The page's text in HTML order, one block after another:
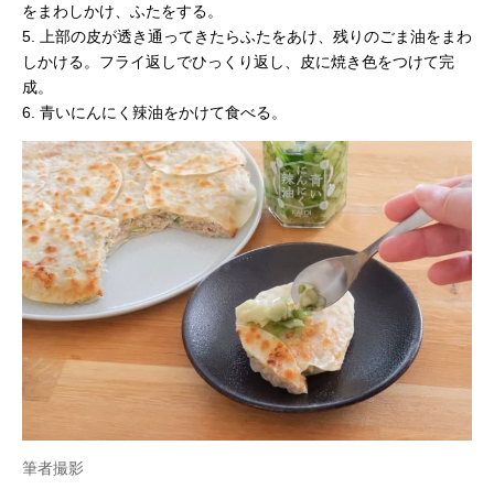
をまわしかけ、ふたをする。
5. 上部の皮が透き通ってきたらふたをあけ、残りのごま油をまわ
しかける。フライ返しでひっくり返し、皮に焼き色をつけて完
成。
6. 青いにんにく辣油をかけて食べる。
筆者撮影